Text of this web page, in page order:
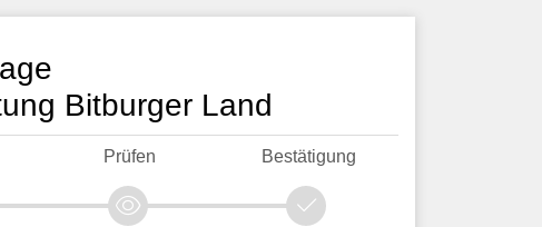
Bitburger Land
Prüfen Bestätigung